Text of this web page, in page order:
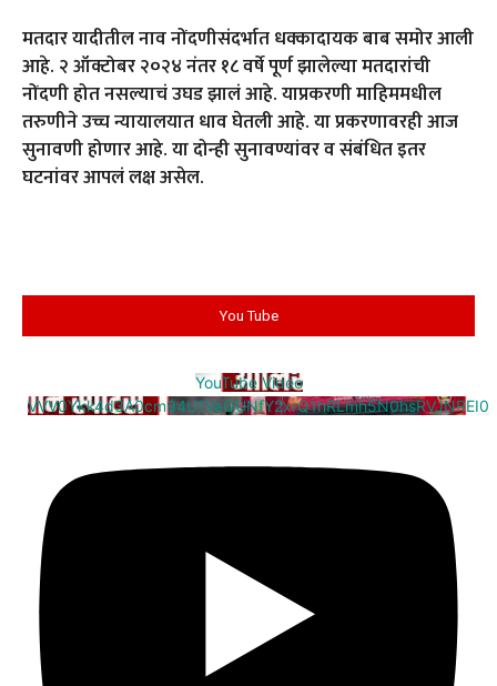
मतदार यादीतील नाव नोंदणीसंदर्भात धक्कादायक बाब समोर आली
आहे. २ ऑक्टोबर २०२४ नंतर १८ वर्षे पूर्ण झालेल्या मतदारांची
नोंदणी होत नसल्याचं उघड झालं आहे. याप्रकरणी माहिममधील
तरुणीने उच्च न्यायालयात धाव घेतली आहे. या प्रकरणावरही आज
सुनावणी होणार आहे. या दोन्ही सुनावण्यांवर व संबंधित इतर
घटनांवर आपलं लक्ष असेल.
You Tube
YouTube Video
VVV0Ykk4d3A0cm94U1VaQUNfY2xrQ1hRLmh5N0hsRVJNREI0